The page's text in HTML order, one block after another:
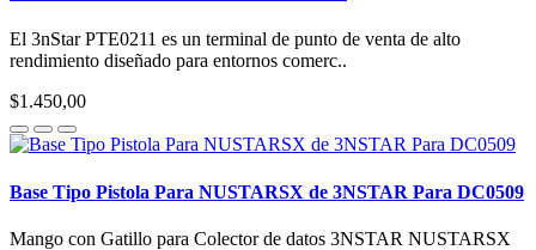
El 3nStar PTE0211 es un terminal de punto de venta de alto
rendimiento diseñado para entornos comerc..
$1.450,00
Base Tipo Pistola Para NUSTARSX de 3NSTAR Para DC0509
Mango con Gatillo para Colector de datos 3NSTAR NUSTARSX